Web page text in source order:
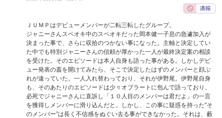
ＪＵＭＰはデビューメンバーが二転三転したグループ。
ジャニーさんスペオキ中のスペオキだった岡本健一子息の急遽加入が
決まった事で、さらに収拾のつかない事になった。主軸と決定してい
た中でも特別ジャニーさんの信頼が厚かった一人が最終決定案の相談
を受けた。そのエピソードは本人自身も語った事がある。しかしデビ
ュー発表の蓋を開けてみたら、そこで決定したはずのメンバーと顔ぶ
れが違っていた。一人入れ替わっており、それが伊野尾。伊野尾自身
も、そのあたりのエピソードは少々オブラートに包んで語っており、
必死でジャニーさんに直訴し「１０人目のメンバーは君だよ」の一言
を獲得しメンバーに滑り込んだと。しかし、この事に疑惑を持った”そ
のメンバー”は長く不信感をぬぐい去る事ができなかった。それは、藪